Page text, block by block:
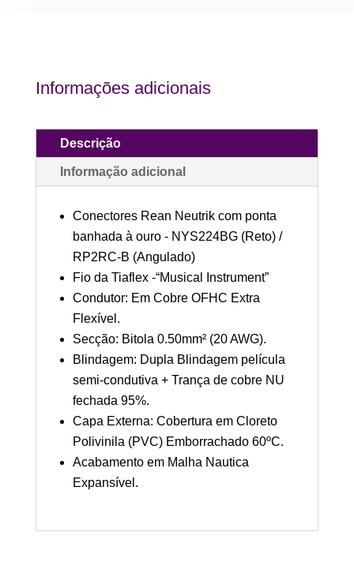
Informações adicionais
Descrição
Informação adicional
Conectores Rean Neutrik com ponta
banhada à ouro - NYS224BG (Reto) /
RP2RC-B (Angulado)
Fio da Tiaflex -“Musical Instrument”
Condutor: Em Cobre OFHC Extra
Flexível.
Secção: Bitola 0.50mm² (20 AWG).
Blindagem: Dupla Blindagem película
semi-condutiva + Trança de cobre NU
fechada 95%.
Capa Externa: Cobertura em Cloreto
Polivinila (PVC) Emborrachado 60ºC.
Acabamento em Malha Nautica
Expansível.